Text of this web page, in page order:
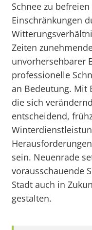
Schnee zu
Einschränkungen
Zeiten
unvorhersehbarer
professionelle
an Bedeutung. Mit
die sich
entscheidend,
sein. Neuenrade
vorausschauende
Stadt auch in
gestalten.